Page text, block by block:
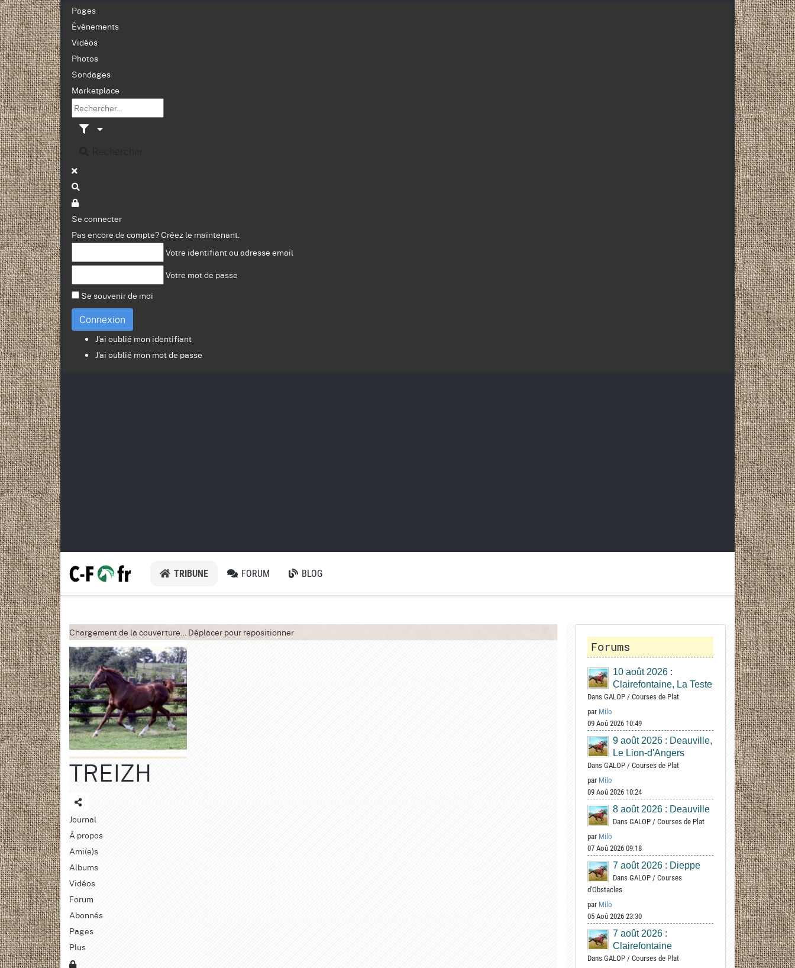
Pages
Événements
Vidéos
Photos
Sondages
Marketplace
Se connecter
Pas encore de compte? Créez le maintenant.
Votre identifiant ou adresse email
Votre mot de passe
Se souvenir de moi
Connexion
J'ai oublié mon identifiant
J'ai oublié mon mot de passe
TRIBUNE FORUM BLOG
Chargement de la couverture… Déplacer pour repositionner
TREIZH
Journal
À propos
Ami(e)s
Albums
Vidéos
Forum
Abonnés
Pages
Plus
Forums
10 août 2026 :
Clairefontaine, La Teste
Dans GALOP / Courses de Plat
par Milo
09 Aoû 2026 10:49
9 août 2026 : Deauville,
Le Lion-d'Angers
Dans GALOP / Courses de Plat
par Milo
09 Aoû 2026 10:24
8 août 2026 : Deauville
Dans GALOP / Courses de Plat
par Milo
07 Aoû 2026 09:18
7 août 2026 : Dieppe
Dans GALOP / Courses
d'Obstacles
par Milo
05 Aoû 2026 23:30
7 août 2026 :
Clairefontaine
Dans GALOP / Courses de Plat